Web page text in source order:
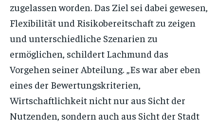
zugelassen worden. Das Ziel sei dabei gewesen,
Flexibilität und Risikobereitschaft zu zeigen
und unterschiedliche Szenarien zu
ermöglichen, schildert Lachmund das
Vorgehen seiner Abteilung. „Es war aber eben
eines der Bewertungskriterien,
Wirtschaftlichkeit nicht nur aus Sicht der
Nutzenden, sondern auch aus Sicht der Stadt